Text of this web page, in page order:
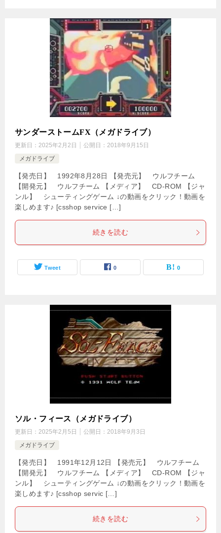
サンダーストームFX（メガドライブ）
更新日： 2025年2月2日 公開日： 2018年9月15日
メガドライブ
【発売日】 1992年8月28日 【発売元】 ウルフチーム
【開発元】 ウルフチーム 【メディア】 CD-ROM 【ジャ
ンル】 シューティングゲーム ↓の動画をクリック！動画を
楽しめます♪ [csshop service […]
続きを読む
Tweet 0 0
ソル・フィース（メガドライブ）
更新日： 2025年2月5日 公開日： 2018年9月3日
メガドライブ
【発売日】 1991年12月12日 【発売元】 ウルフチーム
【開発元】 ウルフチーム 【メディア】 CD-ROM 【ジャ
ンル】 シューティングゲーム ↓の動画をクリック！動画を
楽しめます♪ [csshop servic […]
続きを読む